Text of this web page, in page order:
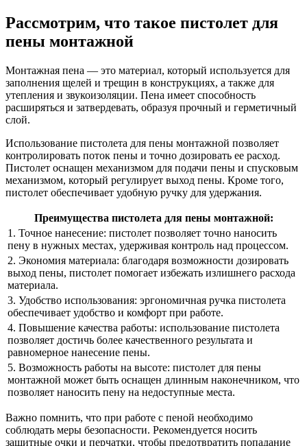
Рассмотрим, что такое пистолет для
пены монтажной
Монтажная пена — это материал, который используется для
заполнения щелей и трещин в конструкциях, а также для
утепления и звукоизоляции. Пена имеет способность
расширяться и затвердевать, образуя прочный и герметичный
слой.
Использование пистолета для пены монтажной позволяет
контролировать поток пены и точно дозировать ее расход.
Пистолет оснащен механизмом для подачи пены и спусковым
механизмом, который регулирует выход пены. Кроме того,
пистолет обеспечивает удобную ручку для удержания.
Преимущества пистолета для пены монтажной:
1. Точное нанесение: пистолет позволяет точно наносить
пену в нужных местах, удерживая контроль над процессом.
2. Экономия материала: благодаря возможности дозировать
выход пены, пистолет помогает избежать излишнего расхода
материала.
3. Удобство использования: эргономичная ручка пистолета
обеспечивает удобство и комфорт при работе.
4. Повышение качества работы: использование пистолета
позволяет достичь более качественного результата и
равномерное нанесение пены.
5. Возможность работы на высоте: пистолет для пены
монтажной может быть оснащен длинным наконечником, что
позволяет наносить пену на недоступные места.
Важно помнить, что при работе с пеной необходимо
соблюдать меры безопасности. Рекомендуется носить
защитные очки и перчатки, чтобы предотвратить попадание